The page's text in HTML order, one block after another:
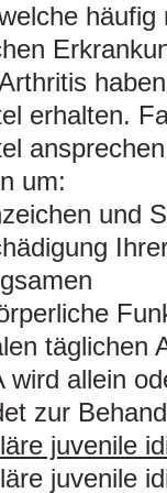
erhalten.
um:
und
täglichen
wird allein
zur
juvenile
juvenile